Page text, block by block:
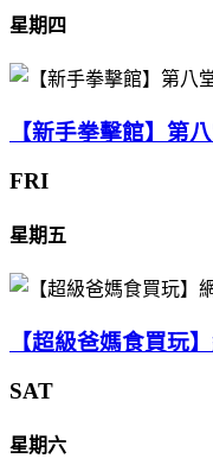
星期四
【新手拳擊館】第
FRI
星期五
【超級爸媽食買玩
SAT
星期六